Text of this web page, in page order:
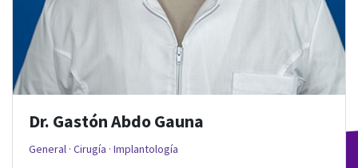
Dr. Gastón Abdo Gauna
General · Cirugía · Implantología